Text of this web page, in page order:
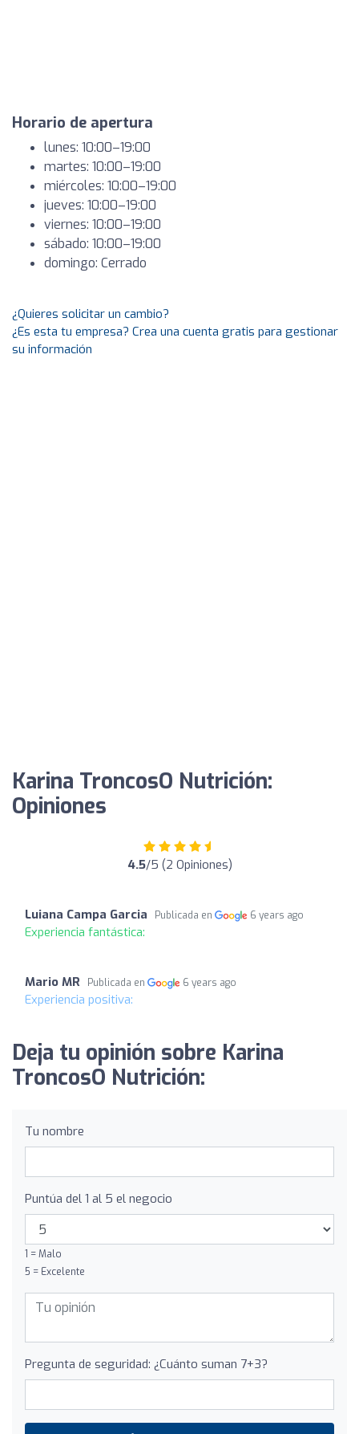
Horario de apertura
lunes: 10:00–19:00
martes: 10:00–19:00
miércoles: 10:00–19:00
jueves: 10:00–19:00
viernes: 10:00–19:00
sábado: 10:00–19:00
domingo: Cerrado
¿Quieres solicitar un cambio?
¿Es esta tu empresa? Crea una cuenta gratis para gestionar
su información
Karina TroncosO Nutrición:
Opiniones
4.5/5 (2 Opiniones)
Luiana Campa Garcia Publicada en 6 years ago
Experiencia fantástica:
Mario MR Publicada en 6 years ago
Experiencia positiva:
Deja tu opinión sobre Karina
TroncosO Nutrición:
Tu nombre
Puntúa del 1 al 5 el negocio
1 = Malo
5 = Excelente
Pregunta de seguridad: ¿Cuánto suman 7+3?